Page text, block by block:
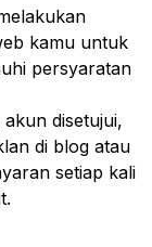
kamu untuk
persyaratan
disetujui,
di blog atau
setiap kali